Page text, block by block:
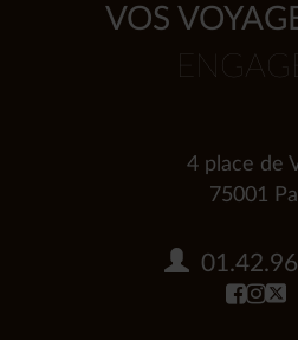
VOS
4 place de
75001